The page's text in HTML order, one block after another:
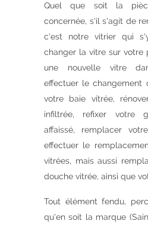
Quel que soit la
concernée, s'il s'agit de
c'est notre vitrier qui
changer la vitre sur votre
une nouvelle vitre
effectuer le changement
votre baie vitrée,
infiltrée, refixer votre
affaissé, remplacer
effectuer le
vitrées, mais aussi
douche vitrée, ainsi que
Tout élément fendu,
qu'en soit la marque